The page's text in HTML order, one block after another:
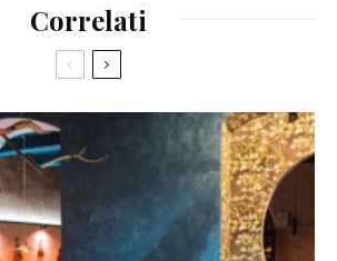
Correlati